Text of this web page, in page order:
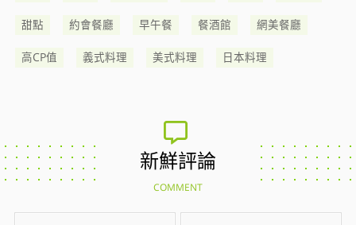
甜點 約會餐廳 早午餐 餐酒館 網美餐廳
高CP值 義式料理 美式料理 日本料理
新鮮評論
COMMENT